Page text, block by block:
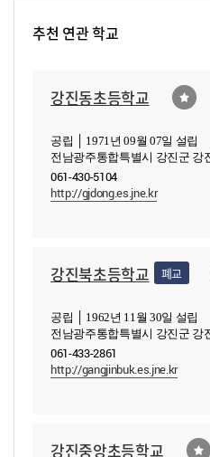
추천 연관 학교
강진동초등학교
공립 │ 1971년 09월 07일 설립
전남광주통합특별시 강진군 강
061-430-5104
http://gjdong.es.jne.kr
강진북초등학교 폐교
공립 │ 1962년 11월 30일 설립
전남광주통합특별시 강진군 강
061-433-2861
http://gangjinbuk.es.jne.kr
강진중앙초등학교